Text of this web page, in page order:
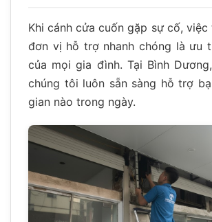
Khi cánh cửa cuốn gặp sự cố,
đơn vị hỗ trợ nhanh chóng là ưu
của mọi gia đình. Tại Bình
chúng tôi luôn sẵn sàng hỗ trợ
gian nào trong ngày.